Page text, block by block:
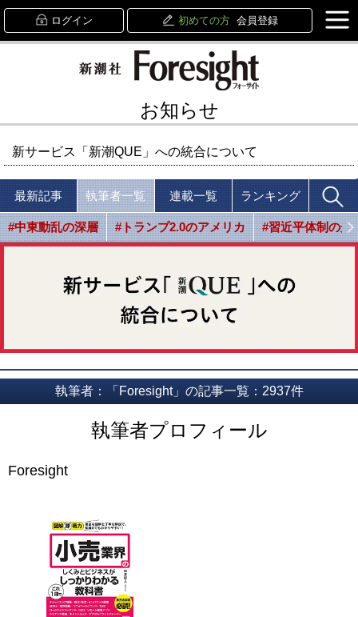
ログイン 初めての方 会員登録
お知らせ
新サービス「新潮QUE」への統合について
最新記事 執筆者一覧 連載一覧 ランキング
#中東動乱の深層 #トランプ2.0のアメリカ #習近平体制の光
執筆者：「Foresight」の記事一覧：2937件
執筆者プロフィール
Foresight